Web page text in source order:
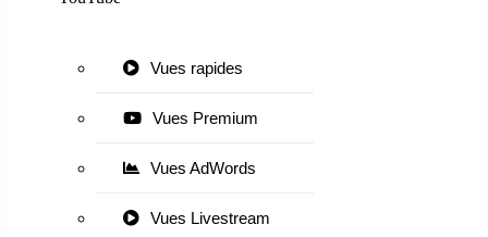
Vues rapides
Vues Premium
Vues AdWords
Vues Livestream